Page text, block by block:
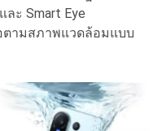
ะ Smart Eye
ตามสภาพแวดล้อมแบบ